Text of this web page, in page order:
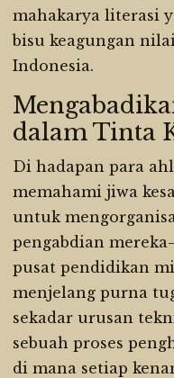
mahakarya literasi
bisu keagungan
Indonesia.
dalam Tinta
Di hadapan para
memahami jiwa
untuk
pengabdian
pusat pendidikan
menjelang purna
sekadar urusan
sebuah proses
di mana setiap